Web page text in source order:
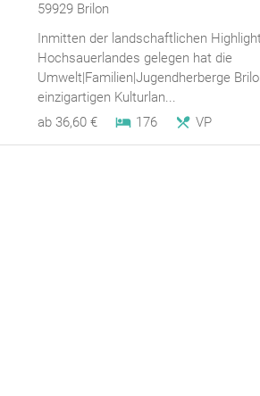
59929 Brilon
Inmitten der landschaftlichen
Hochsauerlandes gelegen hat die
Umwelt|Familien|Jugendherberge
einzigartigen Kulturlan...
ab 36,60 €
176 VP